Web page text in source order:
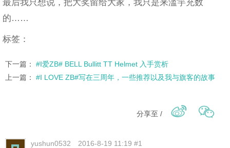
的……
标签：
下一篇： #I爱ZB# BELL Bullitt TT Helmet 入手赏析
上一篇： #I LOVE ZB#写在三周年，一些推荐以及我与旗客的故事
分享至 /
yushun0532
2016-8-19 11:19 #1